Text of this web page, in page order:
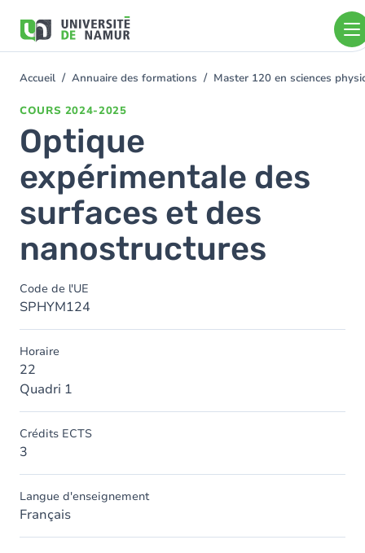
contenu
You
Accueil Annuaire des formations Master 120 en sciences
COURS 2024-2025
Optique
expérimentale des
surfaces et des
nanostructures
Code de l'UE
SPHYM124
Horaire
22
Quadri 1
Crédits ECTS
3
Langue d'enseignement
Français